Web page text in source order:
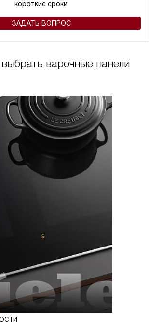
короткие сроки
ЗАДАТЬ ВОПРОС
варочные панели